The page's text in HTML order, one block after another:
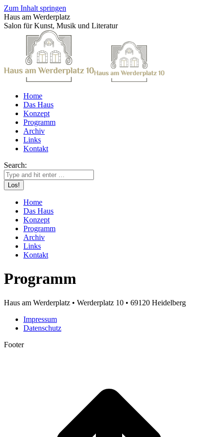
Zum Inhalt springen
Haus am Werderplatz
Salon für Kunst, Musik und Literatur
Home
Das Haus
Konzept
Programm
Archiv
Links
Kontakt
Search:
Home
Das Haus
Konzept
Programm
Archiv
Links
Kontakt
Programm
Haus am Werderplatz • Werderplatz 10 • 69120 Heidelberg
Impressum
Datenschutz
Footer